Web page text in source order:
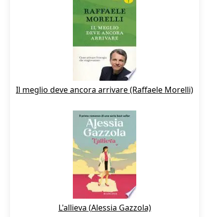
Il meglio deve ancora arrivare (Raffaele Morelli)
L'allieva (Alessia Gazzola)